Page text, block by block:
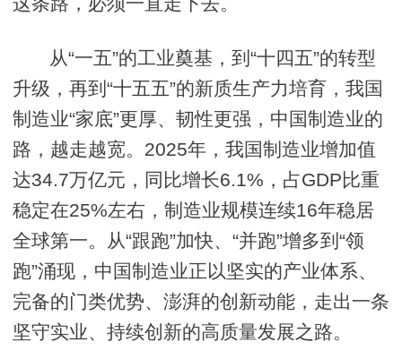
从“一五”的工业奠基，到“十四五”的转型
升级，再到“十五五”的新质生产力培育，我国
制造业“家底”更厚、韧性更强，中国制造业的
路，越走越宽。2025年，我国制造业增加值
达34.7万亿元，同比增长6.1%，占GDP比重
稳定在25%左右，制造业规模连续16年稳居
全球第一。从“跟跑”加快、“并跑”增多到“领
跑”涌现，中国制造业正以坚实的产业体系、
完备的门类优势、澎湃的创新动能，走出一条
坚守实业、持续创新的高质量发展之路。